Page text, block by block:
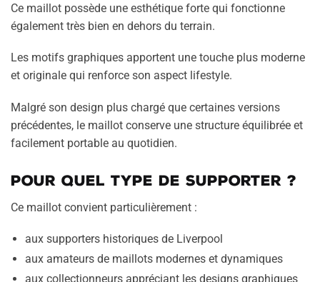
Ce maillot possède une esthétique forte qui fonctionne
également très bien en dehors du terrain.
Les motifs graphiques apportent une touche plus moderne
et originale qui renforce son aspect lifestyle.
Malgré son design plus chargé que certaines versions
précédentes, le maillot conserve une structure équilibrée et
facilement portable au quotidien.
Pour quel type de supporter ?
Ce maillot convient particulièrement :
aux supporters historiques de Liverpool
aux amateurs de maillots modernes et dynamiques
aux collectionneurs appréciant les designs graphiques